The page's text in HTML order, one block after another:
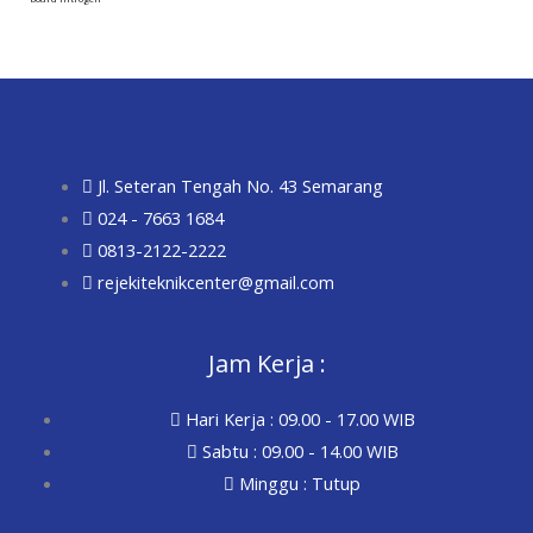
Jl. Seteran Tengah No. 43 Semarang
024 - 7663 1684
0813-2122-2222
rejekiteknikcenter@gmail.com
Jam Kerja :
Hari Kerja : 09.00 - 17.00 WIB
Sabtu : 09.00 - 14.00 WIB
Minggu : Tutup